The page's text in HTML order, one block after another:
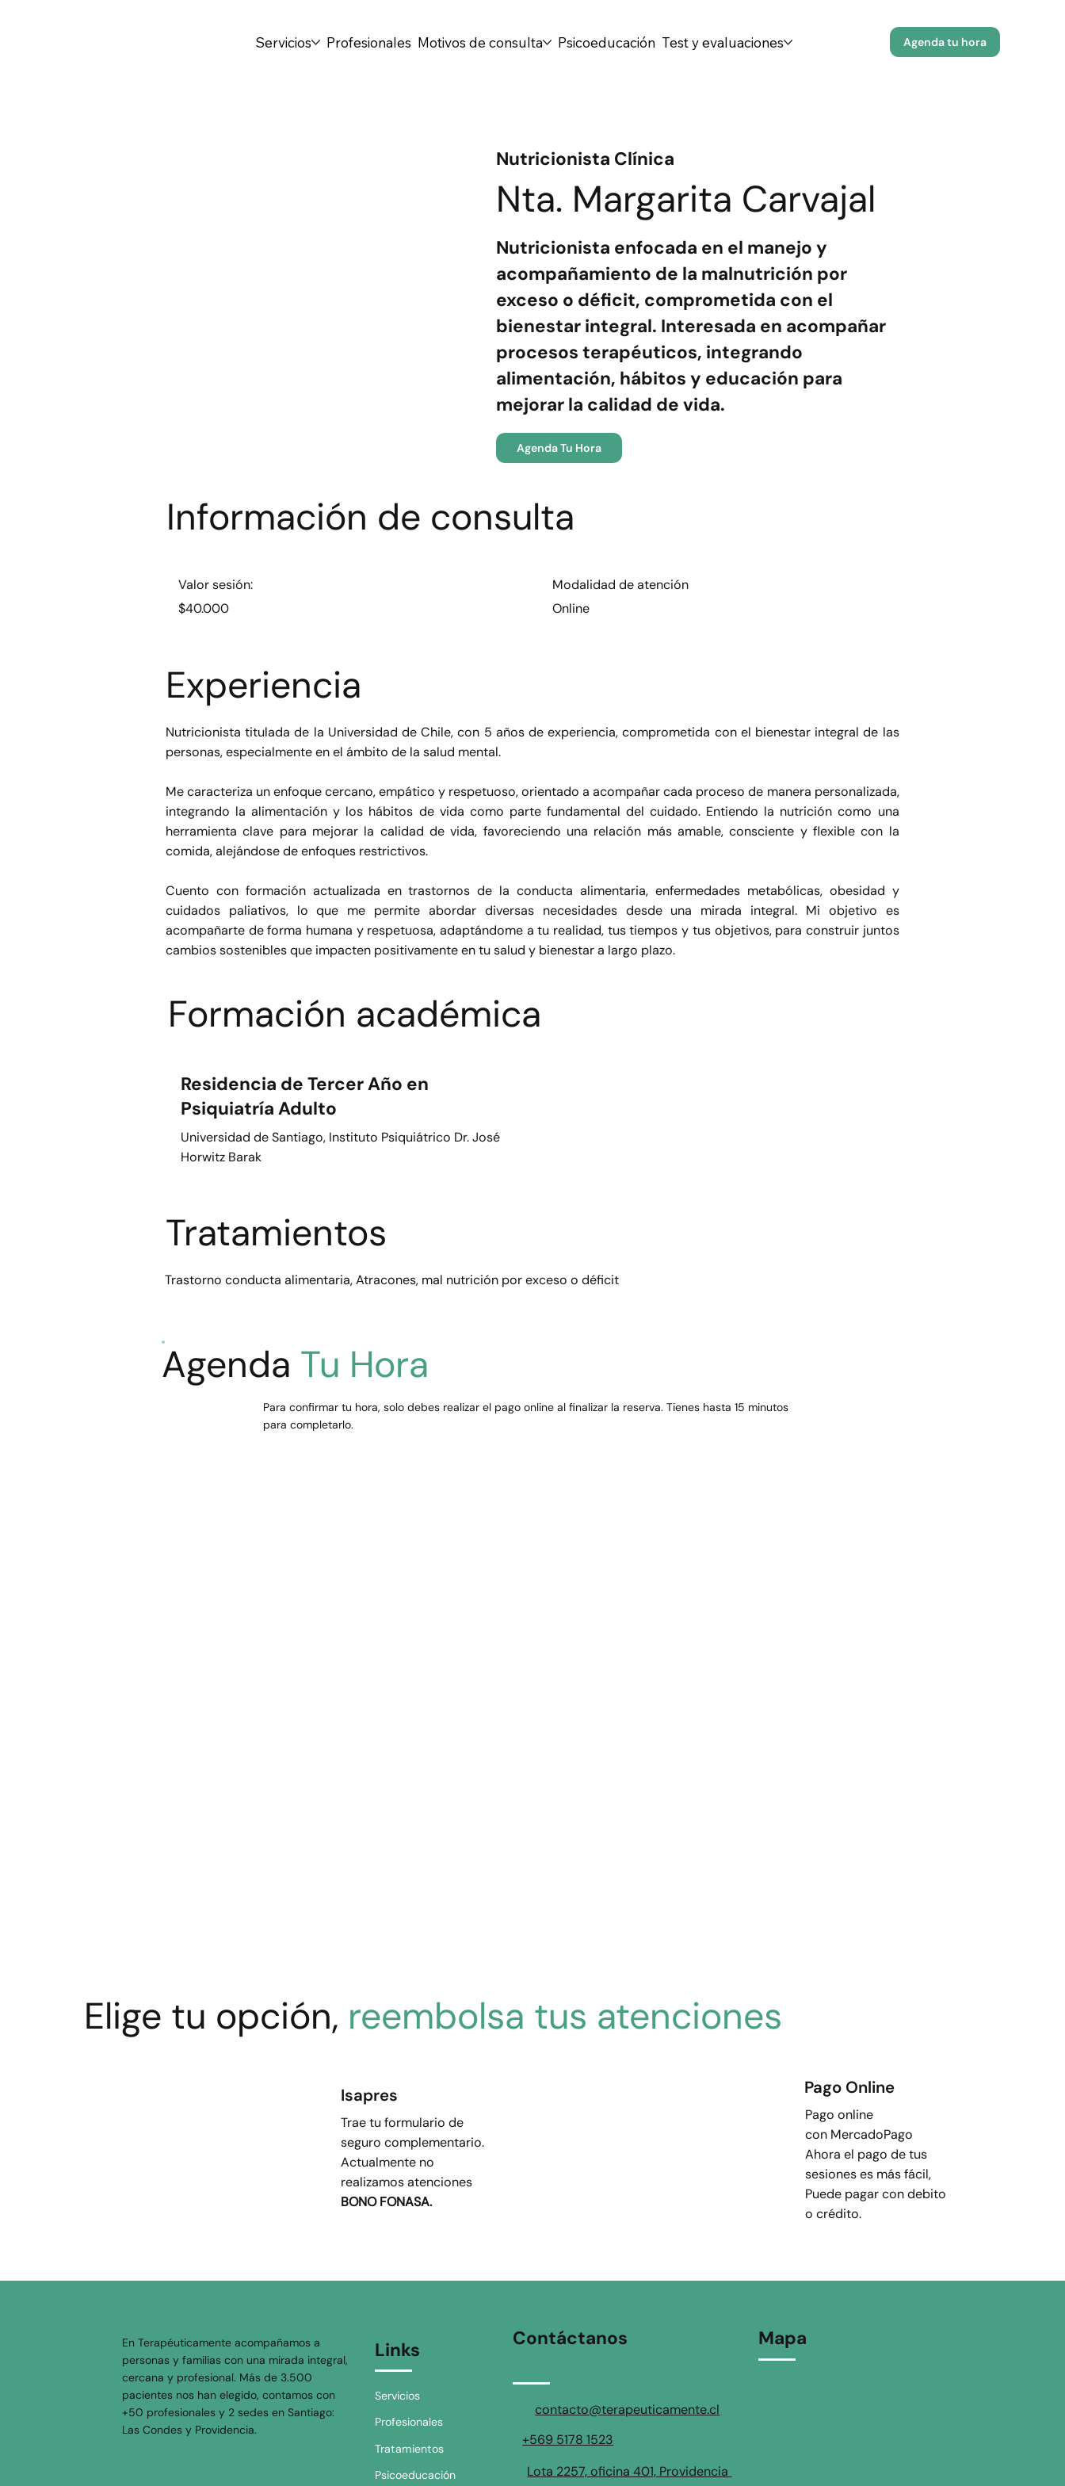
Servicios Profesionales Motivos de consulta Psicoeducación Test y evaluaciones Agenda tu hora
Nutricionista Clínica
Nta. Margarita Carvajal
Nutricionista enfocada en el manejo y
acompañamiento de la malnutrición por
exceso o déficit, comprometida con el
bienestar integral. Interesada en acompañar
procesos terapéuticos, integrando
alimentación, hábitos y educación para
mejorar la calidad de vida.
Agenda Tu Hora
Información de consulta
Valor sesión:
$40.000
Modalidad de atención
Online
Experiencia
Nutricionista titulada de la Universidad de Chile, con 5 años de experiencia, comprometida con el bienestar integral de las
personas, especialmente en el ámbito de la salud mental.
Me caracteriza un enfoque cercano, empático y respetuoso, orientado a acompañar cada proceso de manera personalizada,
integrando la alimentación y los hábitos de vida como parte fundamental del cuidado. Entiendo la nutrición como una
herramienta clave para mejorar la calidad de vida, favoreciendo una relación más amable, consciente y flexible con la
comida, alejándose de enfoques restrictivos.
Cuento con formación actualizada en trastornos de la conducta alimentaria, enfermedades metabólicas, obesidad y
cuidados paliativos, lo que me permite abordar diversas necesidades desde una mirada integral. Mi objetivo es
acompañarte de forma humana y respetuosa, adaptándome a tu realidad, tus tiempos y tus objetivos, para construir juntos
cambios sostenibles que impacten positivamente en tu salud y bienestar a largo plazo.
Formación académica
Residencia de Tercer Año en
Psiquiatría Adulto
Universidad de Santiago, Instituto Psiquiátrico Dr. José
Horwitz Barak
Tratamientos
Trastorno conducta alimentaria, Atracones, mal nutrición por exceso o déficit
Agenda Tu Hora
Para confirmar tu hora, solo debes realizar el pago online al finalizar la reserva. Tienes hasta 15 minutos
para completarlo.
Elige tu opción, reembolsa tus atenciones
Isapres
Trae tu formulario de
seguro complementario.
Actualmente no
realizamos atenciones
BONO FONASA.
Pago Online
Pago online
con MercadoPago
Ahora el pago de tus
sesiones es más fácil,
Puede pagar con debito
o crédito.
En Terapéuticamente acompañamos a
personas y familias con una mirada integral,
cercana y profesional. Más de 3.500
pacientes nos han elegido, contamos con
+50 profesionales y 2 sedes en Santiago:
Las Condes y Providencia.
Links
Servicios
Profesionales
Tratamientos
Psicoeducación
Contáctanos
contacto@terapeuticamente.cl
+569 5178 1523
Lota 2257, oficina 401, Providencia
Mapa